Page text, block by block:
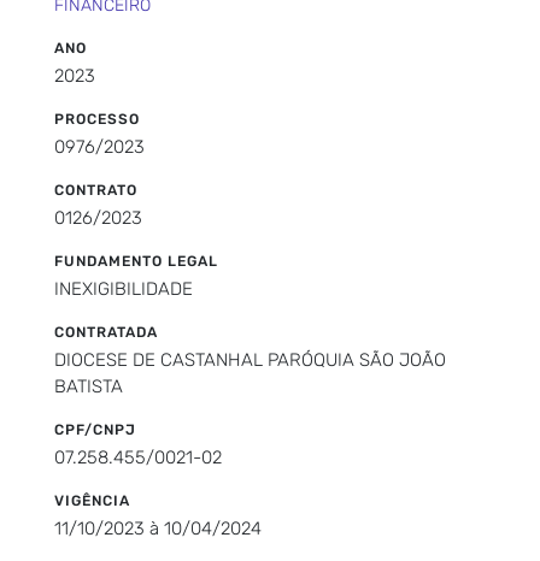
FINANCEIRO
ANO
2023
PROCESSO
0976/2023
CONTRATO
0126/2023
FUNDAMENTO LEGAL
INEXIGIBILIDADE
CONTRATADA
DIOCESE DE CASTANHAL PARÓQUIA SÃO JOÃO
BATISTA
CPF/CNPJ
07.258.455/0021-02
VIGÊNCIA
11/10/2023 à 10/04/2024